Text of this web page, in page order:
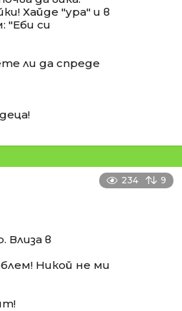
Хайде "ура" и в
"Еби си
ли да спреде
234 9
Влиза в
Никой не ми